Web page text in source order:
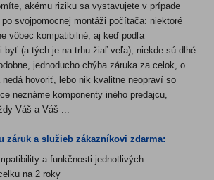
akému riziku sa vystavujete v prípade
svojpomocnej montáži počítača: niektoré
vôbec kompatibilné, aj keď podľa
byť (a tých je na trhu žiaľ veľa), niekde sú dlhé
jednoducho chýba záruka za celok, o
hovoriť, lebo nik kvalitne neopraví so
neznáme komponenty iného predajcu,
Váš a Váš ...
záruk a služieb zákazníkovi zdarma:
a funkčnosti jednotlivých
na 2 roky